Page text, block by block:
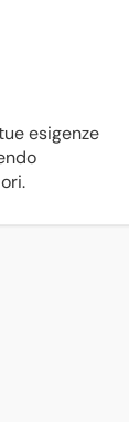
esigenze